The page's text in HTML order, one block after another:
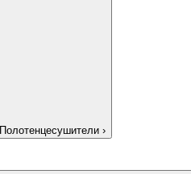
Полотенцесушители ›